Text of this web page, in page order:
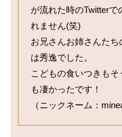
が流れた時のTwitterで
れません(笑)
お兄さんお姉さんた
は秀逸でした。
こどもの食いつきも
も凄かったです！
（ニックネーム：